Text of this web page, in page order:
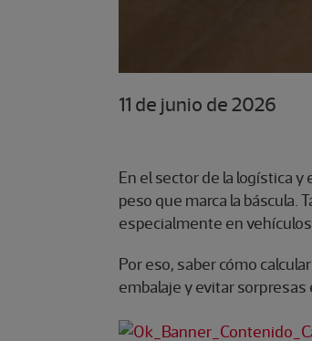
11 de junio de 2026
En el sector de la logística
peso que marca la
especialmente en
Por eso, saber cómo
embalaje y evitar sorpresas